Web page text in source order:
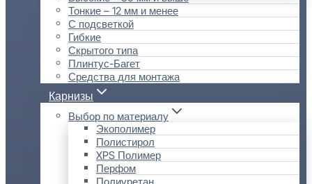
Тонкие – 12 мм и менее
С подсветкой
Гибкие
Скрытого типа
Плинтус-Багет
Средства для монтажа
Карнизы
Выбор по материалу
Экополимер
Полистирол
XPS Полимер
Перфом
Полиуретан